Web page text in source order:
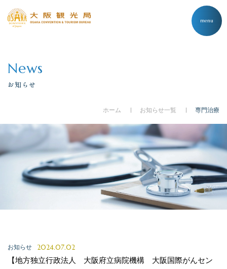
menu
News
お知らせ
ホーム お知らせ一覧 専門治療
お知らせ
2024.07.02
【地方独立行政法人 大阪府立病院機構 大阪国際がんセン